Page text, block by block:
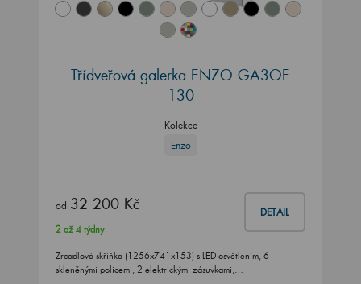
Třídveřová galerka ENZO GA3OE
130
Kolekce
Enzo
od 32 200 Kč DETAIL
2 až 4 týdny
Zrcadlová skříňka (1256x741x153) s LED osvětlením, 6
skleněnými policemi, 2 elektrickými zásuvkami,…